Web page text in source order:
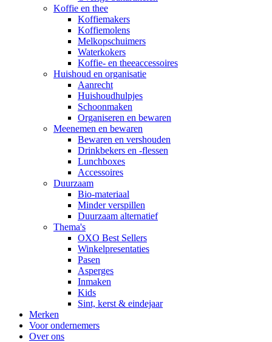
Koffie en thee
Koffiemakers
Koffiemolens
Melkopschuimers
Waterkokers
Koffie- en theeaccessoires
Huishoud en organisatie
Aanrecht
Huishoudhulpjes
Schoonmaken
Organiseren en bewaren
Meenemen en bewaren
Bewaren en vershouden
Drinkbekers en -flessen
Lunchboxes
Accessoires
Duurzaam
Bio-materiaal
Minder verspillen
Duurzaam alternatief
Thema's
OXO Best Sellers
Winkelpresentaties
Pasen
Asperges
Inmaken
Kids
Sint, kerst & eindejaar
Merken
Voor ondernemers
Over ons